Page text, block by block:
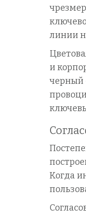
линии
и
черный
Когда